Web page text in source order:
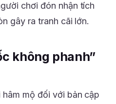
chơi đón nhận tích
gây ra tranh cãi lớn.
không phanh”
mộ đối với bản cập